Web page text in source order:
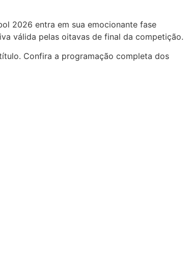
2026 entra em sua emocionante fase
válida pelas oitavas de final da competição.
Confira a programação completa dos